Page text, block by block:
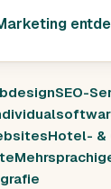
SEO-
Hotel- &